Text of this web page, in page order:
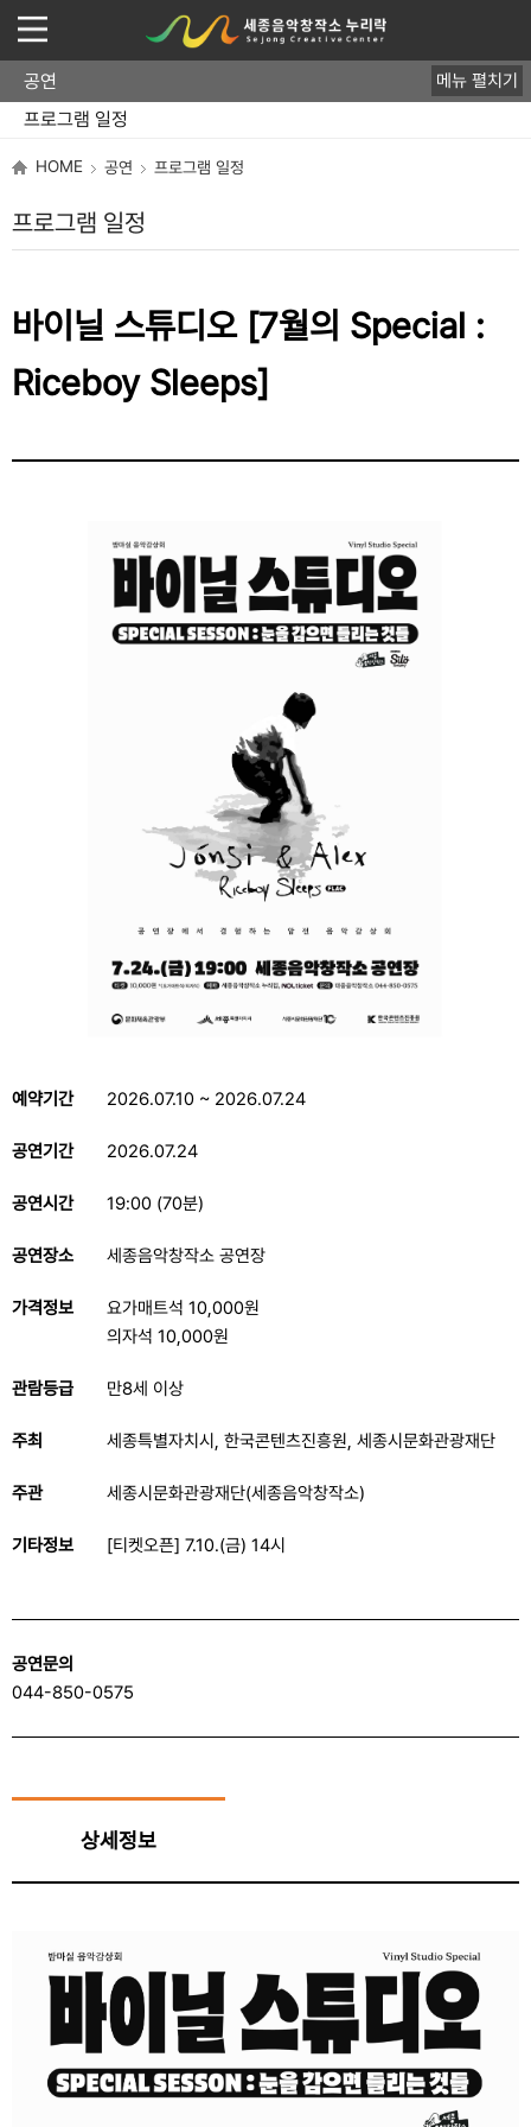
공연
디깅라이브세종
바이닐스튜디오
클럽 라이브
뮤즈세종 쇼케이스
프로그램 일정
메뉴 펼치기
HOME 공연 프로그램 일정
프로그램 일정
바이닐 스튜디오 [7월의 Special :
Riceboy Sleeps]
예약기간 2026.07.10 ~ 2026.07.24
공연기간 2026.07.24
공연시간 19:00 (70분)
공연장소 세종음악창작소 공연장
가격정보
요가매트석 10,000원
의자석 10,000원
관람등급 만8세 이상
주최 세종특별자치시, 한국콘텐츠진흥원, 세종시문화관광재단
주관 세종시문화관광재단(세종음악창작소)
기타정보 [티켓오픈] 7.10.(금) 14시
공연문의
044-850-0575
상세정보